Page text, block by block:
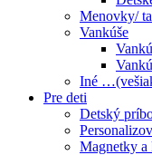
Menovky/
Vankúše
Iné
Pre deti
Detský
Magnetky